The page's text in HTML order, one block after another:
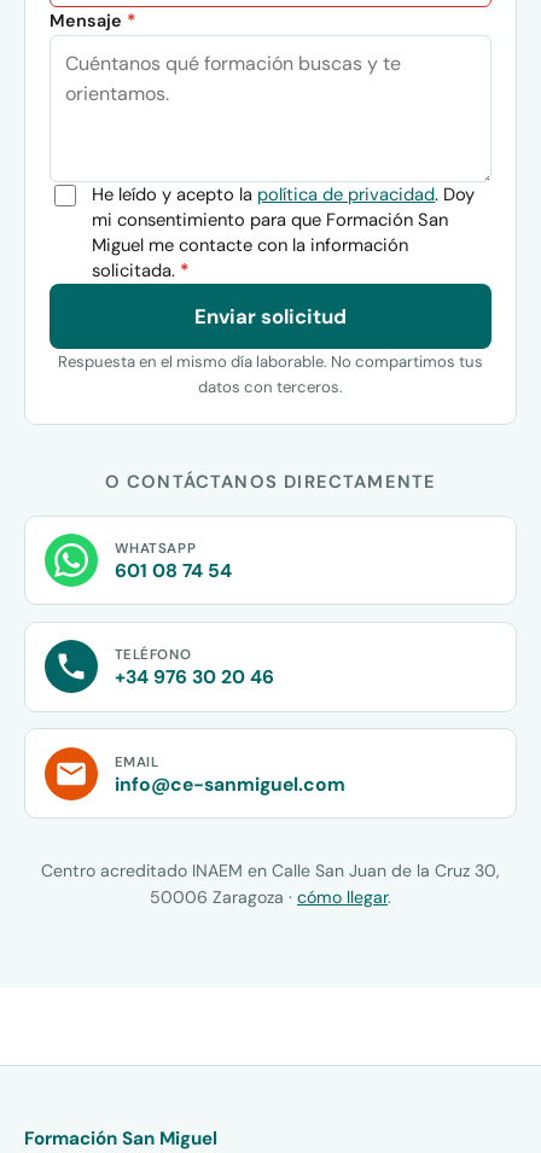
Mensaje *
He leído y acepto la política de privacidad. Doy
mi consentimiento para que Formación San
Miguel me contacte con la información
solicitada. *
Enviar solicitud
Respuesta en el mismo día laborable. No compartimos tus
datos con terceros.
O CONTÁCTANOS DIRECTAMENTE
WHATSAPP
601 08 74 54
TELÉFONO
+34 976 30 20 46
EMAIL
info@ce-sanmiguel.com
Centro acreditado INAEM en Calle San Juan de la Cruz 30,
50006 Zaragoza · cómo llegar.
Formación San Miguel